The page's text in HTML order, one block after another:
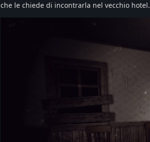
che le chiede di incontrarla nel vecchio hotel.